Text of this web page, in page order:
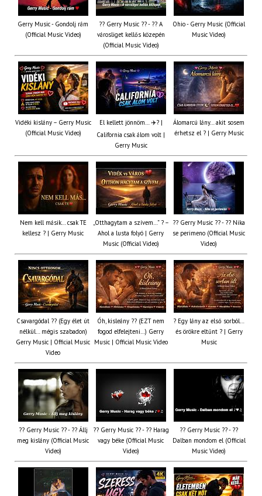
Gerry Music - Gondolj rám
(Official Music Video)
?? Gerry Music ?? - ?? A
városliget kellős közepén
(Official Music Video)
Ohio - Gerry Music (Official
Music Video)
Vidéki kislány – Gerry Music
(Official Music Video)
El kellett jönnöm… ✈️? |
California csak álom volt |
Gerry Music
Álomarcú lány… akit sosem
érhetsz el ? | Gerry Music
Nem kell másik… csak TE
kellesz ? | Gerry Music
„Otthagytam a szívem…” ? –
Ahol a lusta folyó | Gerry
Music (Official Video)
?? Gerry Music ?? - ?? Nika
se perimeno (Official Music
Video)
Csavargódal ?? (Egy élet út
nélkül… mégis szabadon)
Gerry Music | Official Music
Video
Óh, kisleány ?? (EZT nem
fogod elfelejteni…) Gerry
Music | Official Music Video
? Egy lány az első sorból…
és örökre eltűnt ? | Gerry
Music
?? Gerry Music ?? - ?? Állj
meg kislány (Official Music
Video)
?? Gerry Music ?? - ?? Harag
vagy béke (Official Music
Video)
?? Gerry Music ?? - ??
Dalban mondom el (Official
Music Video)